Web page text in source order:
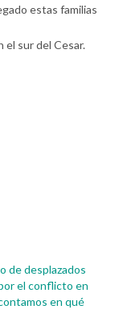
estas familias
el sur del Cesar.
de desplazados
el conflicto en
en qué